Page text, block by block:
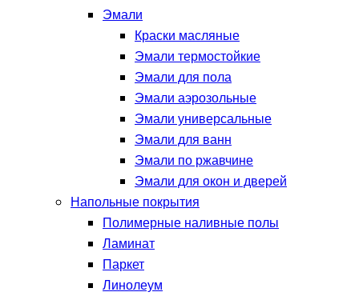
Эмали
Краски масляные
Эмали термостойкие
Эмали для пола
Эмали аэрозольные
Эмали универсальные
Эмали для ванн
Эмали по ржавчине
Эмали для окон и дверей
Напольные покрытия
Полимерные наливные полы
Ламинат
Паркет
Линолеум